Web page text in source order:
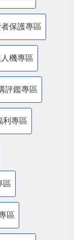
保護專區
機專區
評鑑專區
利專區
區
區